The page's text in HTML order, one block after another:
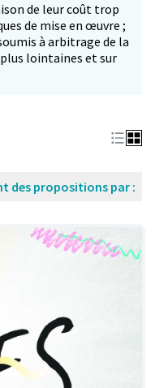
de leur coût trop
de mise en œuvre ;
à arbitrage de la
lointaines et sur
des propositions par :